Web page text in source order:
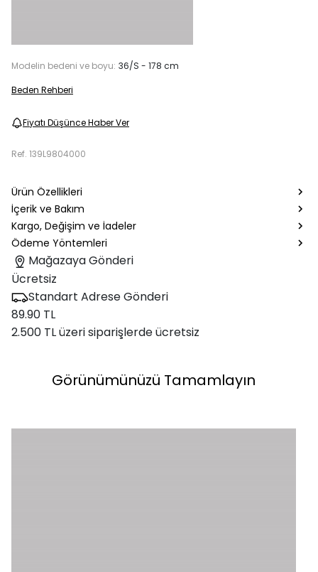
Modelin bedeni ve boyu: 36/S - 178 cm
Beden Rehberi
Fiyatı Düşünce Haber Ver
Ref. 139L9804000
Ürün Özellikleri
İçerik ve Bakım
Kargo, Değişim ve İadeler
Ödeme Yöntemleri
Mağazaya Gönderi
Ücretsiz
Standart Adrese Gönderi
89.90 TL
2.500 TL üzeri siparişlerde ücretsiz
Görünümünüzü Tamamlayın